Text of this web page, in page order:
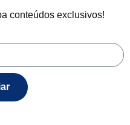
conteúdos exclusivos!